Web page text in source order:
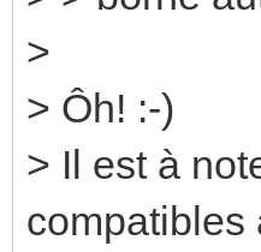
>
> Ôh! :-)
> Il est à
compatibles